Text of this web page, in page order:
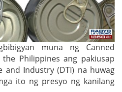
muna ng Canned
Philippines ang pakiusap
and Industry (DTI) na huwag
ito ng presyo ng kanilang